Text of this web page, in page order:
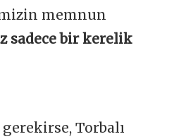
memnun
sadece bir kerelik
Torbalı